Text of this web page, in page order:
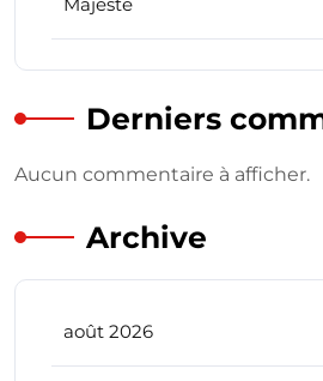
Derniers
Aucun commentaire à afficher.
Archive
août 2026